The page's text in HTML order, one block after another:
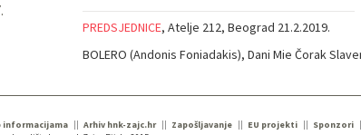
PREDSJEDNICE, Atelje 212, Beograd 21.2.2019.
BOLERO (Andonis Foniadakis), Dani Mie Čorak
informacijama Arhiv hnk-zajc.hr Zapošljavanje EU projekti Sponzori